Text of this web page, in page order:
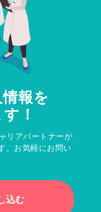
報を
！
リアパートナーが
。お気軽にお問い
込む